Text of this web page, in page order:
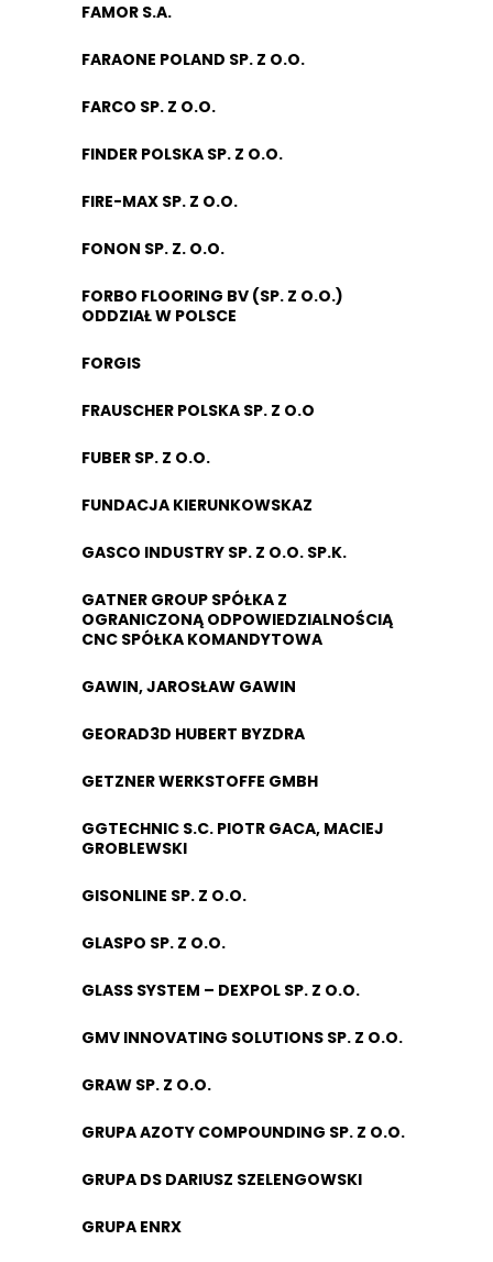
FAMOR S.A.
FARAONE POLAND SP. Z O.O.
FARCO SP. Z O.O.
FINDER POLSKA SP. Z O.O.
FIRE-MAX SP. Z O.O.
FONON SP. Z. O.O.
FORBO FLOORING BV (SP. Z O.O.)
ODDZIAŁ W POLSCE
FORGIS
FRAUSCHER POLSKA SP. Z O.O
FUBER SP. Z O.O.
FUNDACJA KIERUNKOWSKAZ
GASCO INDUSTRY SP. Z O.O. SP.K.
GATNER GROUP SPÓŁKA Z
OGRANICZONĄ ODPOWIEDZIALNOŚCIĄ
CNC SPÓŁKA KOMANDYTOWA
GAWIN, JAROSŁAW GAWIN
GEORAD3D HUBERT BYZDRA
GETZNER WERKSTOFFE GMBH
GGTECHNIC S.C. PIOTR GACA, MACIEJ
GROBLEWSKI
GISONLINE SP. Z O.O.
GLASPO SP. Z O.O.
GLASS SYSTEM – DEXPOL SP. Z O.O.
GMV INNOVATING SOLUTIONS SP. Z O.O.
GRAW SP. Z O.O.
GRUPA AZOTY COMPOUNDING SP. Z O.O.
GRUPA DS DARIUSZ SZELENGOWSKI
GRUPA ENRX